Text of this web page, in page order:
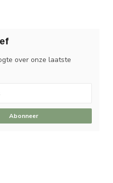
over onze laatste
Abonneer